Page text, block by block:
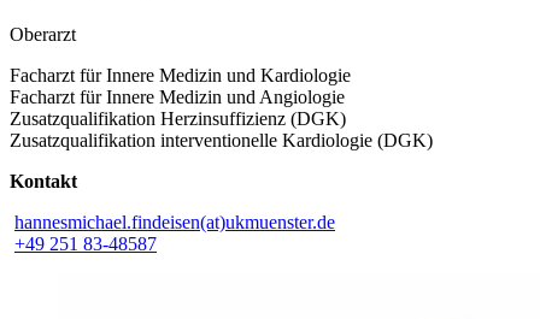
Oberarzt
Facharzt für Innere Medizin und Kardiologie
Facharzt für Innere Medizin und Angiologie
Zusatzqualifikation Herzinsuffizienz (DGK)
Zusatzqualifikation interventionelle Kardiologie (DGK)
Kontakt
hannesmichael.findeisen(at)ukmuenster.de
+49 251 83-48587